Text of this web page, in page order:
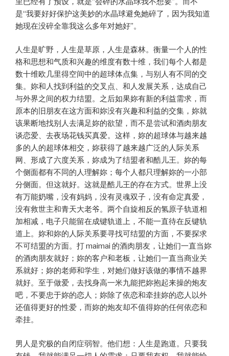
是“我要好好保护这美妙的水晶球避免她碎了，因为我知道
她现在没碎全靠我这么多年对她好”。
人生是旷野，人生是草原，人生是森林。衡量一个人的性
格和思想和气质和兴趣的维度有数十维，我们每个人都是
数十维欧几里得空间中的超球体点集，与别人有不同的交
集。妳和人找到利益的交叉点、和人发展关系，达成自己
与外界之间的权力结盟。之后如果妳有新的利益需求，而
原本的旧朋友在这方面和妳没有兴趣和利益的交集，妳就
该果断地找别人去满足妳的欲望，而不是尝试和酒肉朋友
谈恋爱、去夜场花钱买真爱。这样，妳的超球体与越来越
多的人的超球体相交，妳获得了越来越广泛的人际关系
网、形成了六度关系，妳成为了结盟者和酷儿王。妳的每
个侧面都有不同的人理解妳；每个人都只理解妳的一小部
分侧面。但这就好。这就是酷儿王的存在方式。世界上没
有万能奶嘴，没有妈妈，没有灵魂双子，没有命定真爱，
没有救世主和青天大老爷。两个自旋相反的氢原子轨道相
加相减，电子只能留在成键轨道上，不能一直待在反键轨
道上。妳和妳的人际关系要寻找可结盟的方面，不要探求
不可结盟的方面。打 maimai 的酒肉朋友，让她们一直当妳
的酒肉朋友就好；妳的客户和老板，让她们一直当商业关
系就好；妳的老师和学生，对她们做好该做的事情不越界
就好。至于做爱，去找身高一米九能把妳抱起来操的炮友
吧，不要忠于妳的恋人；妳除了依恋和牵挂妳的恋人以外
还值得更好的性爱，而妳的炮友却不值得妳的任何依恋和
牵挂。
男人是究极的自闭症弱智。他们想：人生是跑道。只要我